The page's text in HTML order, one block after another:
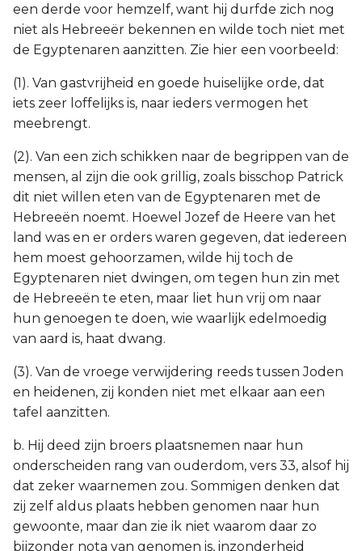
een derde voor hemzelf, want hij durfde zich nog
niet als Hebreeër bekennen en wilde toch niet met
de Egyptenaren aanzitten. Zie hier een voorbeeld:
(1). Van gastvrijheid en goede huiselijke orde, dat
iets zeer loffelijks is, naar ieders vermogen het
meebrengt.
(2). Van een zich schikken naar de begrippen van de
mensen, al zijn die ook grillig, zoals bisschop Patrick
dit niet willen eten van de Egyptenaren met de
Hebreeën noemt. Hoewel Jozef de Heere van het
land was en er orders waren gegeven, dat iedereen
hem moest gehoorzamen, wilde hij toch de
Egyptenaren niet dwingen, om tegen hun zin met
de Hebreeën te eten, maar liet hun vrij om naar
hun genoegen te doen, wie waarlijk edelmoedig
van aard is, haat dwang.
(3). Van de vroege verwijdering reeds tussen Joden
en heidenen, zij konden niet met elkaar aan een
tafel aanzitten.
b. Hij deed zijn broers plaatsnemen naar hun
onderscheiden rang van ouderdom, vers 33, alsof hij
dat zeker waarnemen zou. Sommigen denken dat
zij zelf aldus plaats hebben genomen naar hun
gewoonte, maar dan zie ik niet waarom daar zo
bijzonder nota van genomen is, inzonderheid